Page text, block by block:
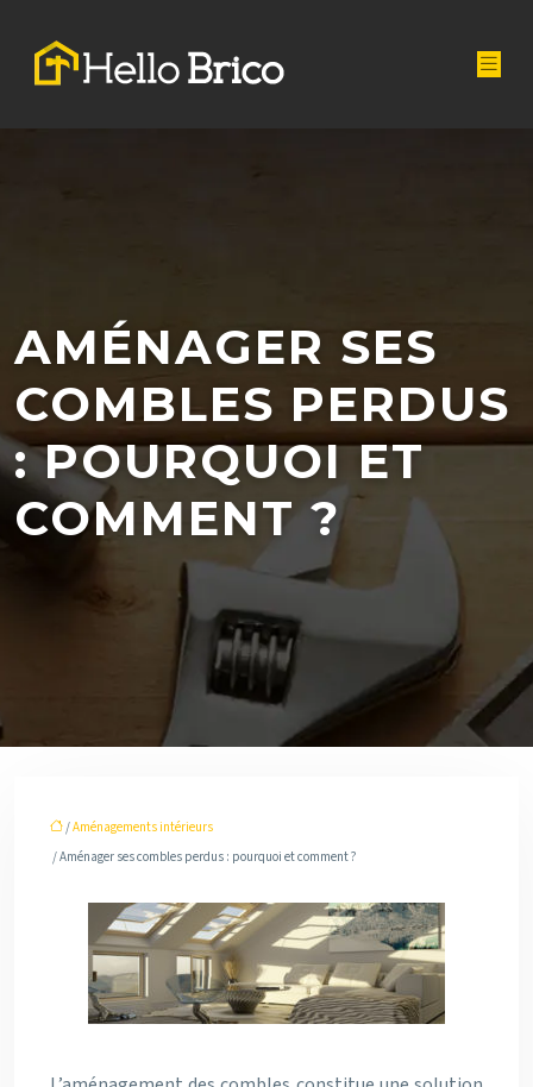
AMÉNAGER SES
COMBLES PERDUS
: POURQUOI ET
COMMENT ?
/Aménagements intérieurs
/ Aménager ses combles perdus : pourquoi et comment ?